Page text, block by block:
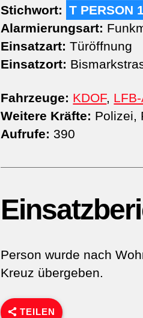
Stichwort: T PERSON 1
Alarmierungsart:
Einsatzart: Türöffnung
Einsatzort:
Fahrzeuge: KDOF,
Weitere Kräfte: Polizei,
Aufrufe: 390
Person wurde nach
Kreuz übergeben.
TEILEN